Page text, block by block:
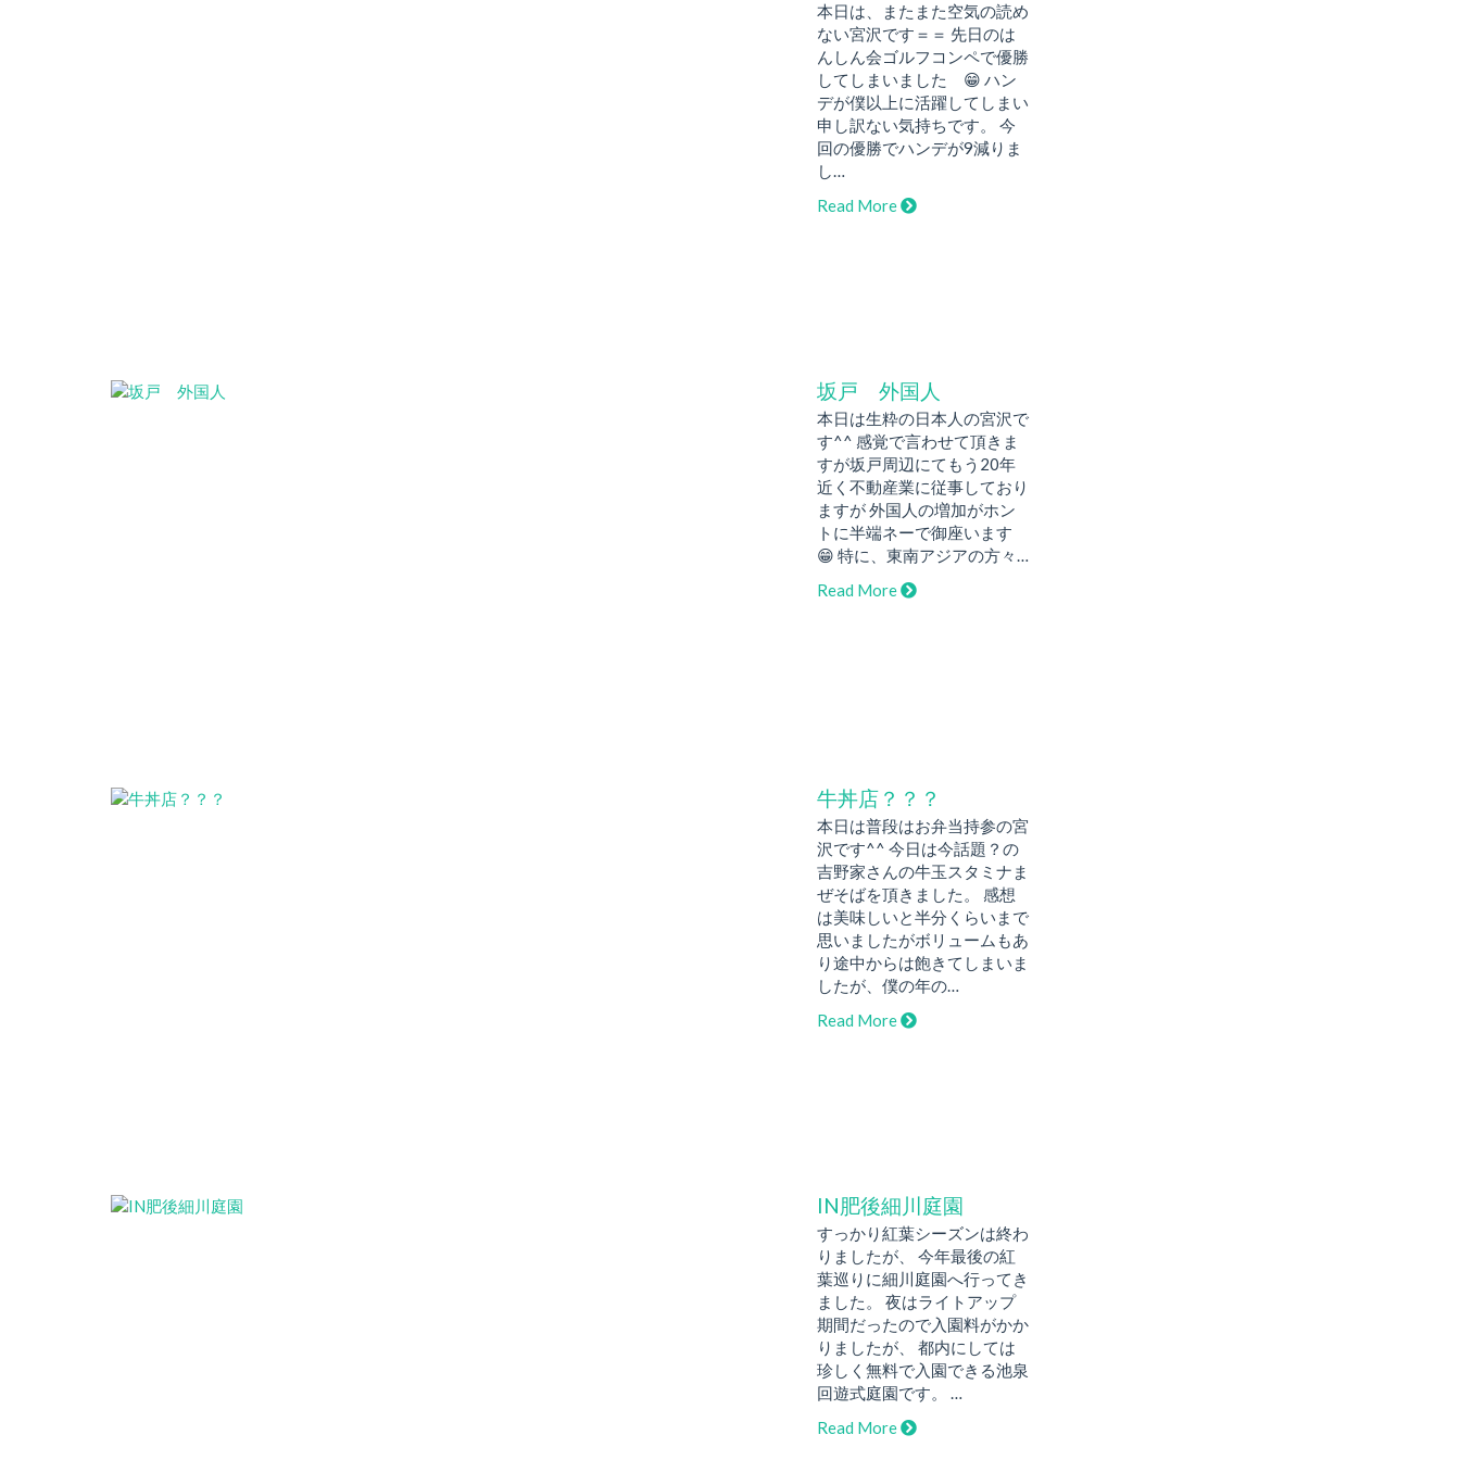
本日は、またまた空気の読め
ない宮沢です＝＝ 先日のは
んしん会ゴルフコンペで優勝
してしまいました 😁 ハン
デが僕以上に活躍してしまい
申し訳ない気持ちです。 今
回の優勝でハンデが9減りま
し…
Read More
坂戸 外国人
本日は生粋の日本人の宮沢で
す^^ 感覚で言わせて頂きま
すが坂戸周辺にてもう20年
近く不動産業に従事しており
ますが 外国人の増加がホン
トに半端ネーで御座います
😁 特に、東南アジアの方々…
Read More
牛丼店？？？
本日は普段はお弁当持参の宮
沢です^^ 今日は今話題？の
吉野家さんの牛玉スタミナま
ぜそばを頂きました。 感想
は美味しいと半分くらいまで
思いましたがボリュームもあ
り途中からは飽きてしまいま
したが、僕の年の…
Read More
IN肥後細川庭園
すっかり紅葉シーズンは終わ
りましたが、 今年最後の紅
葉巡りに細川庭園へ行ってき
ました。 夜はライトアップ
期間だったので入園料がかか
りましたが、 都内にしては
珍しく無料で入園できる池泉
回遊式庭園です。 …
Read More